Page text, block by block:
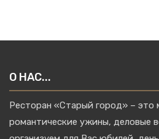
О НАС...
Ресторан «Старый город» – это
романтические ужины, деловые